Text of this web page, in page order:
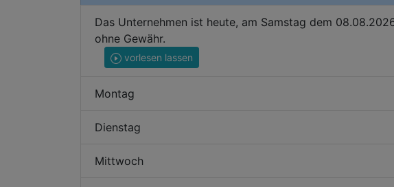
Das Unternehmen ist heute, am Samstag dem
ohne Gewähr.
vorlesen lassen
Montag
Dienstag
Mittwoch